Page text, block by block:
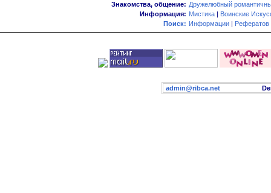
Знакомства, общение: Дружелюбный
Информация: Мистика | Воинские
Поиск: Информации | Рефератов
admin@ribca.net